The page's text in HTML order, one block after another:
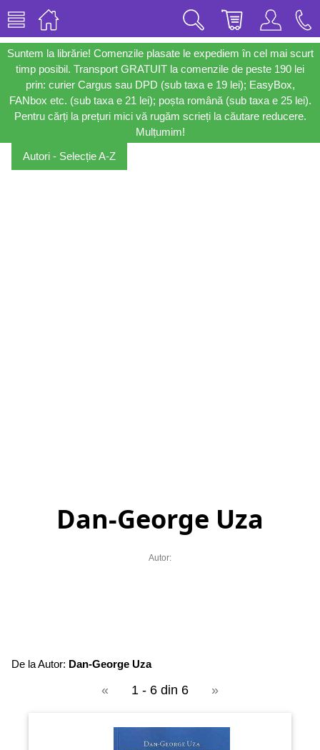
Suntem la librărie! Comenzile plasate le expediem în cel mai scurt
timp posibil. Transport GRATUIT la comenzile de peste 190 lei
prin: curier Cargus sau DPD (sub taxa e 19 lei); EasyBox,
FANbox etc. (sub taxa e 21 lei); poșta română (sub taxa e 25 lei).
Pentru cărți la prețuri mici vă rugăm scrieți la căutare reducere.
Mulțumim!
Autori - Selecție A-Z
Dan-George Uza
Autor:
De la Autor: Dan-George Uza
« 1 - 6 din 6 »